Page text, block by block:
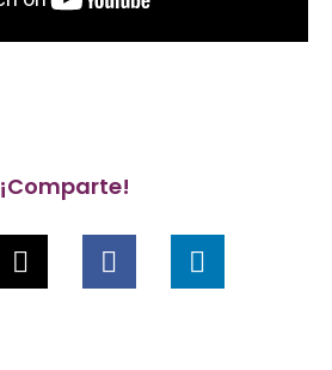
¡Comparte!